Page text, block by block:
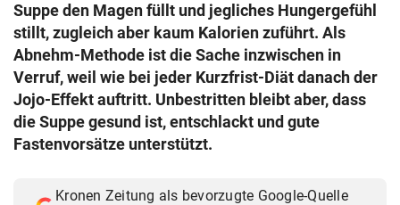
Suppe den Magen füllt und jegliches Hungergefühl
stillt, zugleich aber kaum Kalorien zuführt. Als
Abnehm-Methode ist die Sache inzwischen in
Verruf, weil wie bei jeder Kurzfrist-Diät danach der
Jojo-Effekt auftritt. Unbestritten bleibt aber, dass
die Suppe gesund ist, entschlackt und gute
Fastenvorsätze unterstützt.
Kronen Zeitung als bevorzugte Google-Quelle